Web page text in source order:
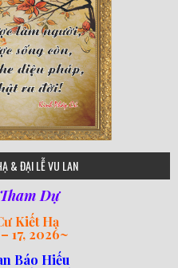
& ĐẠI LỄ VU LAN
Dự
Kiết Hạ
17, 2026~
Báo Hiếu